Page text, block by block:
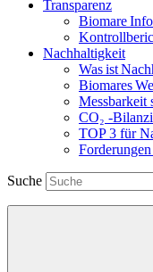
Transparenz
Biomare
Nachhaltigkeit
Was ist
Biomares
Messbarkeit
CO₂ -
TOP 3 für
Suche